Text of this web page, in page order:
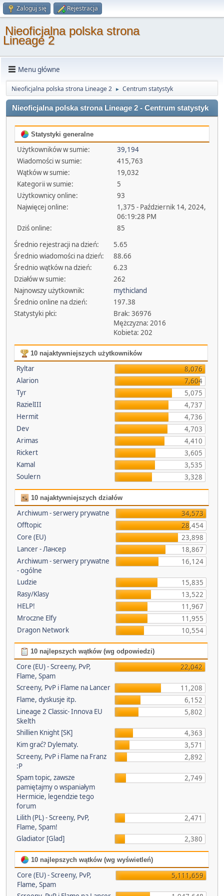
Zaloguj się Rejestracja
Nieoficjalna polska strona
Lineage 2
Menu główne
Nieoficjalna polska strona Lineage 2 ► Centrum statystyk
Nieoficjalna polska strona Lineage 2 - Centrum statystyk
Statystyki generalne
Użytkowników w sumie:
39,194
Wiadomości w sumie:
415,763
Wątków w sumie:
19,032
Kategorii w sumie:
5
Użytkownicy online:
93
Najwięcej online:
1,375 - Październik 14, 2024,
06:19:28 PM
Dziś online:
85
Średnio rejestracji na dzień:
5.65
Średnio wiadomości na dzień:
88.66
Średnio wątków na dzień:
6.23
Działów w sumie:
262
Najnowszy użytkownik:
mythicland
Średnio online na dzień:
197.38
Statystyki płci:
Brak: 36976
Mężczyzna: 2016
Kobieta: 202
10 najaktywniejszych użytkowników
Ryltar
8,076
Alarion
7,604
Tyr
5,075
RazielIII
4,737
Hermit
4,736
Dev
4,703
Arimas
4,410
Rickert
3,605
Kamal
3,535
Soulern
3,328
10 najaktywniejszych działów
Archiwum - serwery prywatne
34,573
Offtopic
28,454
Core (EU)
23,898
Lancer - Лансер
18,867
Archiwum - serwery prywatne
- ogólne
16,124
Ludzie
15,835
Rasy/Klasy
13,522
HELP!
11,967
Mroczne Elfy
11,955
Dragon Network
10,554
10 najlepszych wątków (wg odpowiedzi)
Core (EU) - Screeny, PvP,
Flame, Spam
22,042
Screeny, PvP i Flame na Lancer
11,208
Flame, dyskusje itp.
6,152
Lineage 2 Classic- Innova EU
Skelth
5,802
Shillien Knight [SK]
4,363
Kim grać? Dylematy.
3,571
Screeny, PvP i Flame na Franz
:P
2,892
Spam topic, zawsze
pamiętajmy o wspaniałym
Hermicie, legendzie tego
forum
2,749
Lilith (PL) - Screeny, PvP,
Flame, Spam!
2,471
Gladiator [Glad] 2,380
10 najlepszych wątków (wg wyświetleń)
Core (EU) - Screeny, PvP,
Flame, Spam
5,111,659